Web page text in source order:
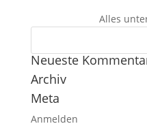
Alles
Neueste
Archiv
Meta
Anmelden